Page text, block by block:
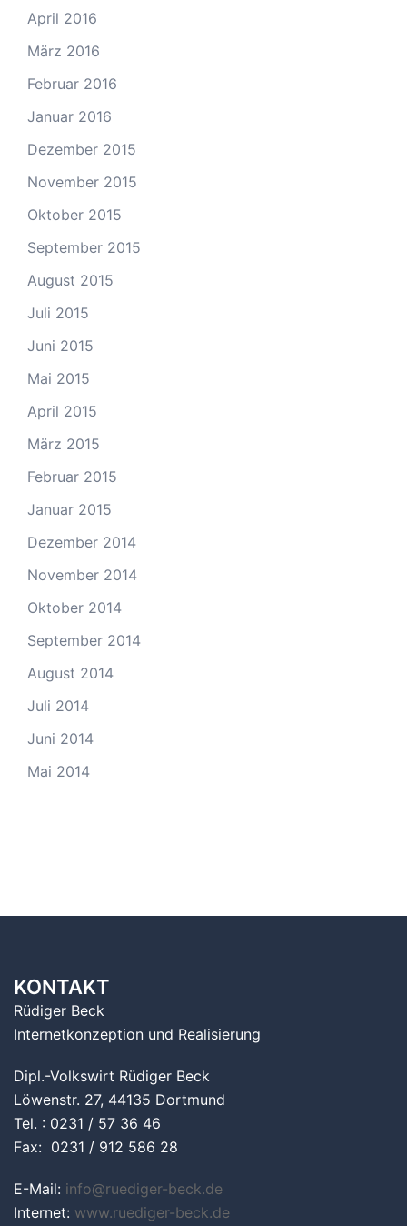
April 2016
März 2016
Februar 2016
Januar 2016
Dezember 2015
November 2015
Oktober 2015
September 2015
August 2015
Juli 2015
Juni 2015
Mai 2015
April 2015
März 2015
Februar 2015
Januar 2015
Dezember 2014
November 2014
Oktober 2014
September 2014
August 2014
Juli 2014
Juni 2014
Mai 2014
KONTAKT
Rüdiger Beck
Internetkonzeption und Realisierung
Dipl.-Volkswirt Rüdiger Beck
Löwenstr. 27, 44135 Dortmund
Tel. : 0231 / 57 36 46
Fax: 0231 / 912 586 28
E-Mail: info@ruediger-beck.de
Internet: www.ruediger-beck.de